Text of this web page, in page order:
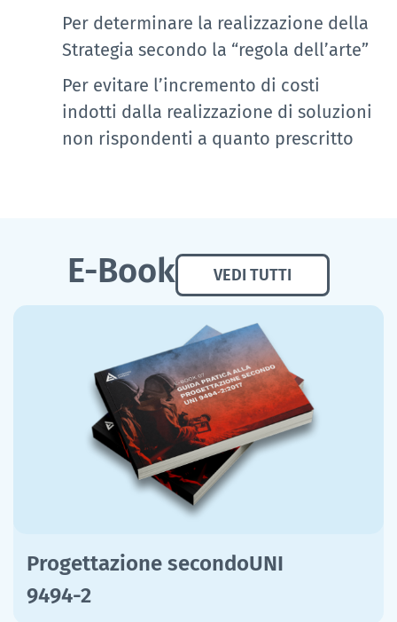
Per determinare la realizzazione della
Strategia secondo la “regola dell’arte”
Per evitare l’incremento di costi
indotti dalla realizzazione di soluzioni
non rispondenti a quanto prescritto
E-Book VEDI TUTTI
Progettazione secondoUNI
9494-2